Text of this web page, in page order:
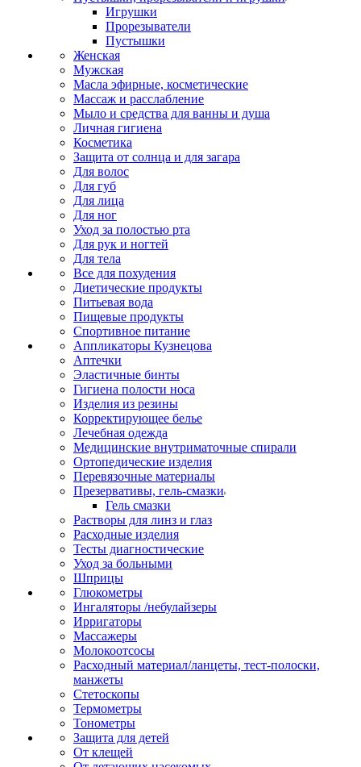
Игрушки
Прорезыватели
Пустышки
Женская
Мужская
Масла эфирные, косметические
Массаж и расслабление
Мыло и средства для ванны и душа
Личная гигиена
Косметика
Защита от солнца и для загара
Для волос
Для губ
Для лица
Для ног
Уход за полостью рта
Для рук и ногтей
Для тела
Все для похудения
Диетические продукты
Питьевая вода
Пищевые продукты
Спортивное питание
Аппликаторы Кузнецова
Аптечки
Эластичные бинты
Гигиена полости носа
Изделия из резины
Корректирующее белье
Лечебная одежда
Медицинские внутриматочные спирали
Ортопедические изделия
Перевязочные материалы
Презервативы, гель-смазки
Гель смазки
Растворы для линз и глаз
Расходные изделия
Тесты диагностические
Уход за больными
Шприцы
Глюкометры
Ингаляторы /небулайзеры
Ирригаторы
Массажеры
Молокоотсосы
Расходный материал/ланцеты, тест-полоски,
манжеты
Стетоскопы
Термометры
Тонометры
Защита для детей
От клещей